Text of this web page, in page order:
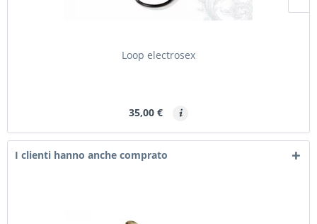
Loop electrosex
35,00 €
I clienti hanno anche comprato